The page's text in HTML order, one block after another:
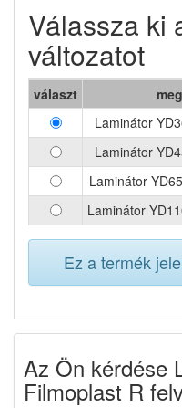
Válassza ki
változatot
választ
Laminátor
Laminátor
Laminátor
Laminátor
Ez a termék
Az Ön kérdése
Filmoplast R